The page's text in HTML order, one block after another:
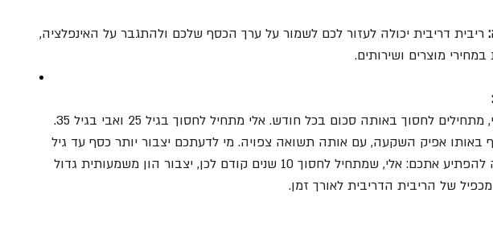
ריבית דריבית יכולה לעזור לכם לשמור על ערך הכסף שלכם ולהתגבר על האינפלציה,
מוצרים ושירותים.
נניח ששני אנשים, אלי ואבי, מתחילים לחסוך באותה סכום בכל חודש. אלי מתחיל לחסוך בגיל 25 ואבי בגיל 35.
אפיק השקעה, עם אותה תשואה צפויה. מי לדעתכם יצבור יותר כסף עד גיל
הפנסיה? התשובה עשויה להפתיע אתכם: אלי, שמתחיל לחסוך 10 שנים קודם לכן, יצבור הון משמעותית גדול
של הריבית הדריבית לאורך זמן.